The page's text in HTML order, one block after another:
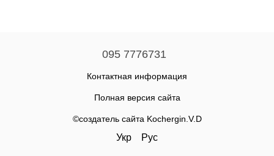
095 7776731
Контактная информация
Полная версия сайта
©создатель сайта Kochergin.V.D
Укр Рус